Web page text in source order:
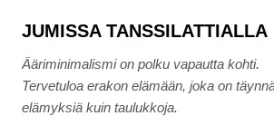
Siirry pääsisältöön
JUMISSA TANSSILATTIALLA
Ääriminimalismi on polku vapautta kohti.
Tervetuloa erakon elämään, joka on
elämyksiä kuin taulukkoja.